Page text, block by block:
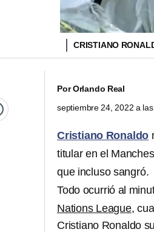
CRISTIANO
PorOrlando Real
septiembre 24, 2022 a
Cristiano Ronaldo
titular en el
que incluso sangró.
Todo ocurrió al
Nations League,
Cristiano Ronaldo